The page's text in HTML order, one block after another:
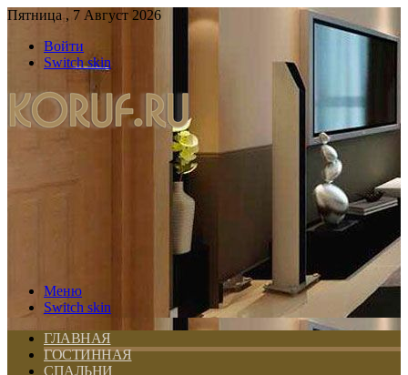
Пятница , 7 Август 2026
Войти
Switch skin
Меню
Switch skin
ГЛАВНАЯ
ГОСТИННАЯ
СПАЛЬНИ